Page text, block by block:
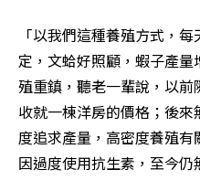
「以我們這種養殖方式，
定，文蛤好照顧，蝦子產
殖重鎮，聽老一輩說，以
收就一棟洋房的價格；後
度追求產量，高密度養殖
因過度使用抗生素，至今仍